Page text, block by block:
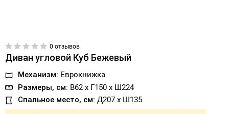
0 отзывов
Диван угловой Куб Бежевый
Механизм: Еврокнижка
Размеры, см: В62 x Г150 x Ш224
Спальное место, см: Д207 x Ш135